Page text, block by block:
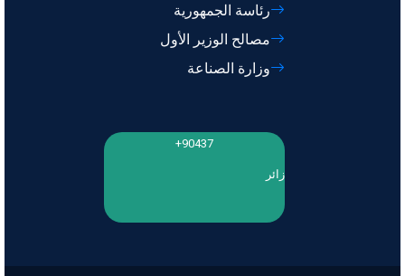
رئاسة الجمهورية
مصالح الوزير الأول
وزارة الصناعة
90437+
زائر